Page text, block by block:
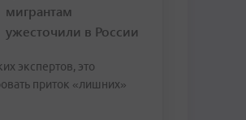
мигрантам
ужесточили в России
экспертов, это
приток «лишних»